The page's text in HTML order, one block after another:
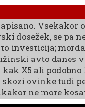
Vsekakor
dosežek, se pa
investicija;
avto danes
kak X5 ali podobno
skozi ovinke tudi
ne more